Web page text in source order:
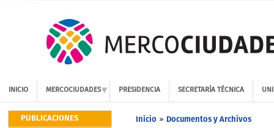
INICIO MERCOCIUDADES PRESIDENCIA SECRETARÍA TÉCNICA
PUBLICACIONES
Inicio » Documentos y Archivos